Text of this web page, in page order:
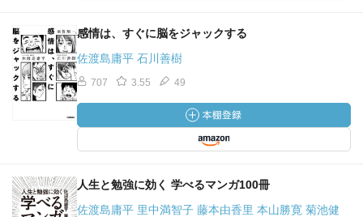
感情は、すぐに脳をジャックする
佐渡島庸平 石川善樹
707 3.55 49
人生と勉強に効く 学べるマンガ100冊
佐渡島庸平 里中満智子 藤本由香里 本山勝寛 菊池健